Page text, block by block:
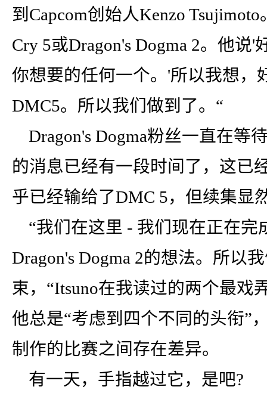
到Capcom创始人Kenzo
Cry 5或Dragon's Dogma 2。他
你想要的任何一个。'所以我想，
DMC5。所以我们做到了。“
Dragon's Dogma粉丝一直在等
的消息已经有一段时间了，这已
乎已经输给了DMC 5，但续集显
“我们在这里 - 我们现在正在
Dragon's Dogma 2的想法。所以
束，“Itsuno在我读过的两个最戏
他总是“考虑到四个不同的头衔”
制作的比赛之间存在差异。
有一天，手指越过它，是吧?